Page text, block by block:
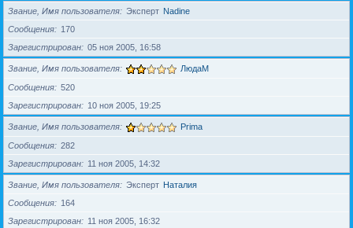
Звание, Имя пользователя Эксперт Nadine
Сообщения
170
Зарегистрирован
05 ноя 2005, 16:58
Звание, Имя пользователя ЛюдаМ
Сообщения
520
Зарегистрирован
10 ноя 2005, 19:25
Звание, Имя пользователя Prima
Сообщения
282
Зарегистрирован
11 ноя 2005, 14:32
Звание, Имя пользователя Эксперт Наталия
Сообщения
164
Зарегистрирован
11 ноя 2005, 16:32